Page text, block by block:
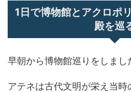
1日で博物館とアクロポ
殿を巡
早朝から博物館巡りをしまし
アテネは古代文明が栄え当時